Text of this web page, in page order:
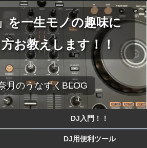
を一生モノの趣味に
お教えします！！
月のうなずくBLOG
DJ入門！！
DJ用便利ツール